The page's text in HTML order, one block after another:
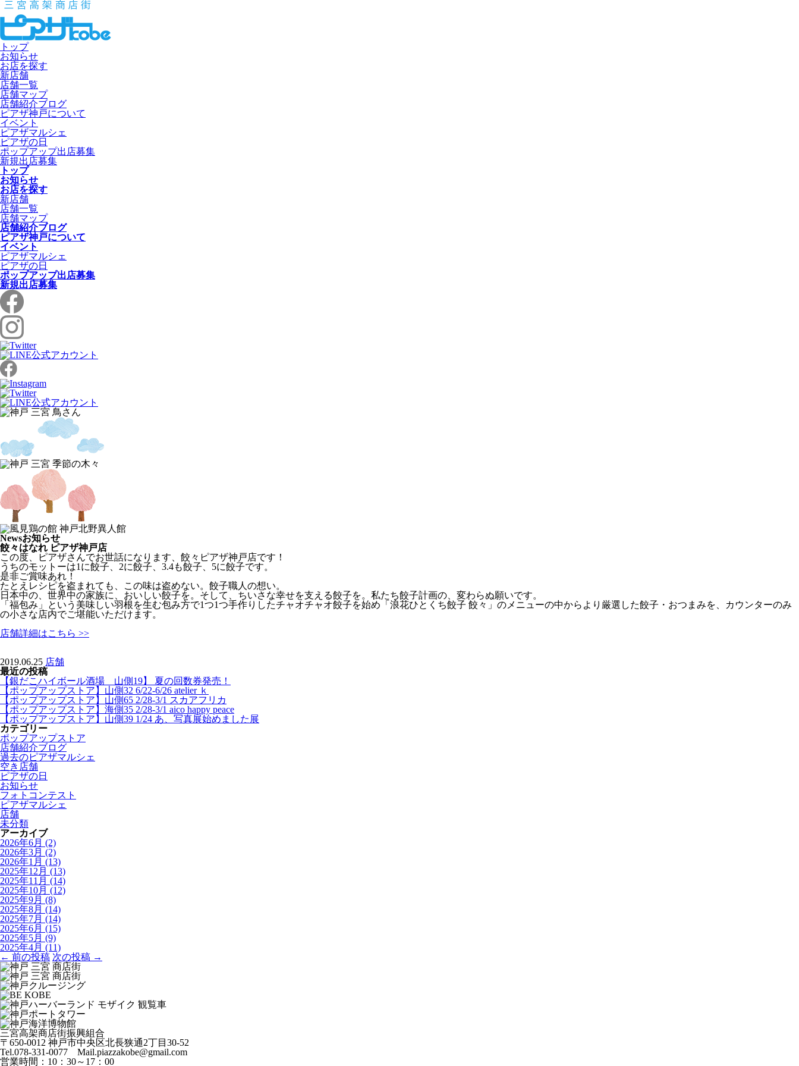
トップ
お知らせ
お店を探す
新店舗
店舗一覧
店舗マップ
店舗紹介ブログ
ピアザ神戸について
イベント
ピアザマルシェ
ピアザの日
ポップアップ出店募集
新規出店募集
トップ
お知らせ
お店を探す
新店舗
店舗一覧
店舗マップ
店舗紹介ブログ
ピアザ神戸について
イベント
ピアザマルシェ
ピアザの日
ポップアップ出店募集
新規出店募集
Newsお知らせ
餃々はなれ ピアザ神戸店
この度、ピアザさんでお世話になります、餃々ピアザ神戸店です！
うちのモットーは1に餃子、2に餃子、3.4も餃子、5に餃子です。
是非ご賞味あれ！
たとえレシピを盗まれても、この味は盗めない。餃子職人の想い。
日本中の、世界中の家族に、おいしい餃子を。そして、ちいさな幸せを支える餃子を。私たち餃子計画の、変わらぬ願いです。
「福包み」という美味しい羽根を生む包み方で1つ1つ手作りしたチャオチャオ餃子を始め「浪花ひとくち餃子 餃々」のメニューの中からより厳選した餃子・おつまみを、カウンターのみ
の小さな店内でご堪能いただけます。
店舗詳細はこちら >>
2019.06.25 店舗
最近の投稿
【銀だこハイボール酒場 山側19】 夏の回数券発売！
【ポップアップストア】山側32 6/22-6/26 atelier ｋ
【ポップアップストア】山側65 2/28-3/1 スカアフリカ
【ポップアップストア】海側35 2/28-3/1 aico happy peace
【ポップアップストア】山側39 1/24 あ、写真展始めました展
カテゴリー
ポップアップストア
店舗紹介ブログ
過去のピアザマルシェ
空き店舗
ピアザの日
お知らせ
フォトコンテスト
ピアザマルシェ
店舗
未分類
アーカイブ
2026年6月 (2)
2026年3月 (2)
2026年1月 (13)
2025年12月 (13)
2025年11月 (14)
2025年10月 (12)
2025年9月 (8)
2025年8月 (14)
2025年7月 (14)
2025年6月 (15)
2025年5月 (9)
2025年4月 (11)
← 前の投稿 次の投稿 →
三宮高架商店街振興組合
〒650-0012 神戸市中央区北長狭通2丁目30-52
Tel.078-331-0077 Mail.piazzakobe@gmail.com
営業時間：10：30～17：00